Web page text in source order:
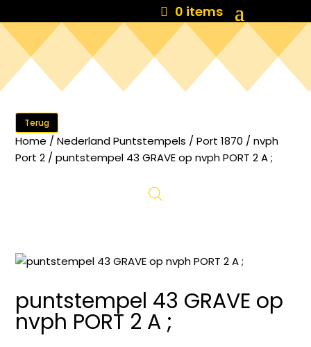
0 items
Terug
Home /Nederland Puntstempels /Port 1870 /nvph
Port 2 / puntstempel 43 GRAVE op nvph PORT 2 A ;
puntstempel 43 GRAVE op
nvph PORT 2 A ;